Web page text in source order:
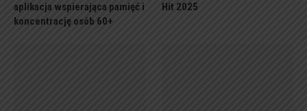
aplikacja wspierająca pamięć i
koncentrację osób 60+
Hit 2025